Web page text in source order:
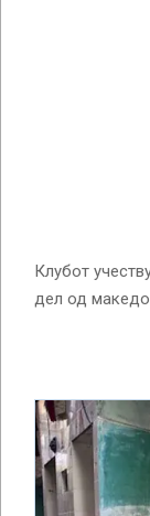
Клубот
дел од